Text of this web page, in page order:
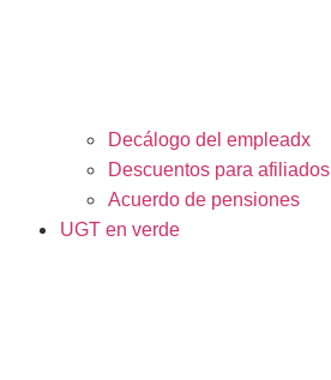
Decálogo del empleadx
Descuentos para afiliados
Acuerdo de pensiones
UGT en verde